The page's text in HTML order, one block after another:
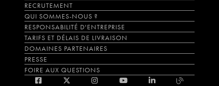
RECRUTEMENT
QUI SOMMES-NOUS ?
RESPONSABILITÉ D'ENTREPRISE
TARIFS ET DÉLAIS DE LIVRAISON
DOMAINES PARTENAIRES
PRESSE
FOIRE AUX QUESTIONS